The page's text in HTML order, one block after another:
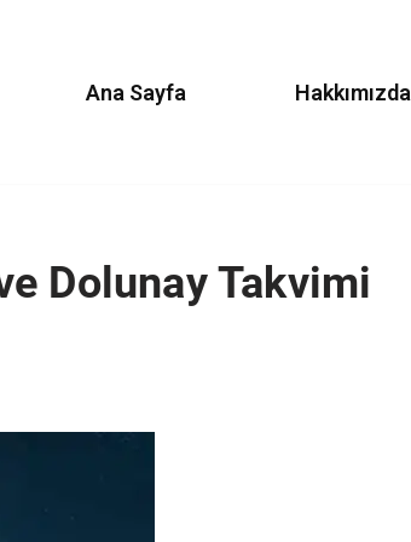
Ana Sayfa Hakkımızda
Dolunay Takvimi